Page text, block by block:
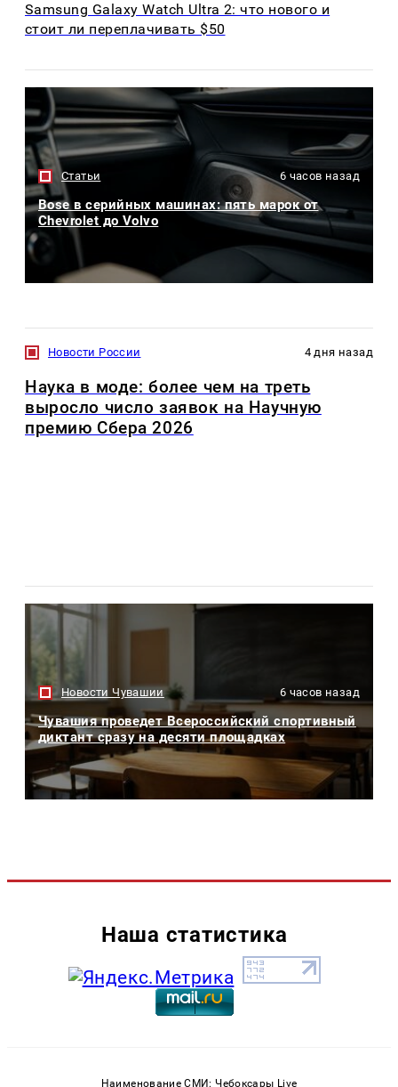
Samsung Galaxy Watch Ultra 2: что нового и
стоит ли переплачивать $50
Статьи 6 часов назад
Bose в серийных машинах: пять марок от
Chevrolet до Volvo
Новости России 4 дня назад
Наука в моде: более чем на треть
выросло число заявок на Научную
премию Сбера 2026
Новости Чувашии 6 часов назад
Чувашия проведет Всероссийский спортивный
диктант сразу на десяти площадках
Наша статистика
Наименование СМИ: Чебоксары Live